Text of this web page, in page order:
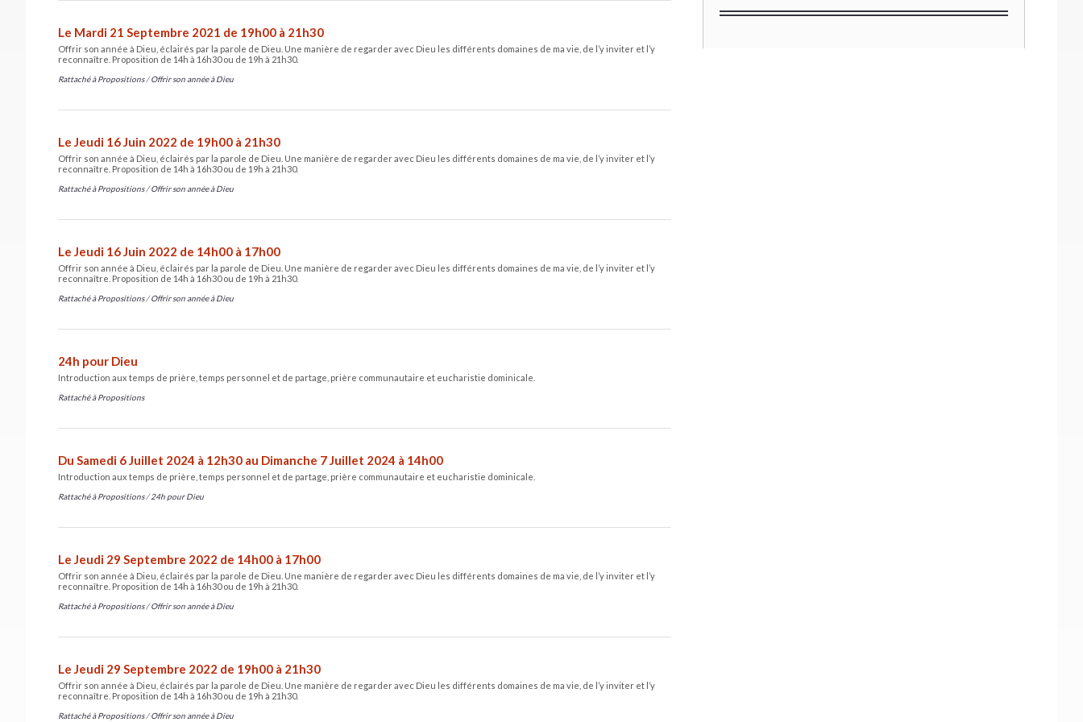
Le Mardi 21 Septembre 2021 de 19h00 à 21h30
Offrir son année à Dieu, éclairés par la parole de Dieu. Une manière de regarder avec Dieu les différents domaines de ma vie, de l’y inviter et l’y
reconnaître. Proposition de 14h à 16h30 ou de 19h à 21h30.
Rattaché à Propositions /Offrir son année à Dieu
Le Jeudi 16 Juin 2022 de 19h00 à 21h30
Offrir son année à Dieu, éclairés par la parole de Dieu. Une manière de regarder avec Dieu les différents domaines de ma vie, de l’y inviter et l’y
reconnaître. Proposition de 14h à 16h30 ou de 19h à 21h30.
Rattaché à Propositions /Offrir son année à Dieu
Le Jeudi 16 Juin 2022 de 14h00 à 17h00
Offrir son année à Dieu, éclairés par la parole de Dieu. Une manière de regarder avec Dieu les différents domaines de ma vie, de l’y inviter et l’y
reconnaître. Proposition de 14h à 16h30 ou de 19h à 21h30.
Rattaché à Propositions /Offrir son année à Dieu
24h pour Dieu
Introduction aux temps de prière, temps personnel et de partage, prière communautaire et eucharistie dominicale.
Rattaché à Propositions
Du Samedi 6 Juillet 2024 à 12h30 au Dimanche 7 Juillet 2024 à 14h00
Introduction aux temps de prière, temps personnel et de partage, prière communautaire et eucharistie dominicale.
Rattaché à Propositions /24h pour Dieu
Le Jeudi 29 Septembre 2022 de 14h00 à 17h00
Offrir son année à Dieu, éclairés par la parole de Dieu. Une manière de regarder avec Dieu les différents domaines de ma vie, de l’y inviter et l’y
reconnaître. Proposition de 14h à 16h30 ou de 19h à 21h30.
Rattaché à Propositions /Offrir son année à Dieu
Le Jeudi 29 Septembre 2022 de 19h00 à 21h30
Offrir son année à Dieu, éclairés par la parole de Dieu. Une manière de regarder avec Dieu les différents domaines de ma vie, de l’y inviter et l’y
reconnaître. Proposition de 14h à 16h30 ou de 19h à 21h30.
Rattaché à Propositions /Offrir son année à Dieu